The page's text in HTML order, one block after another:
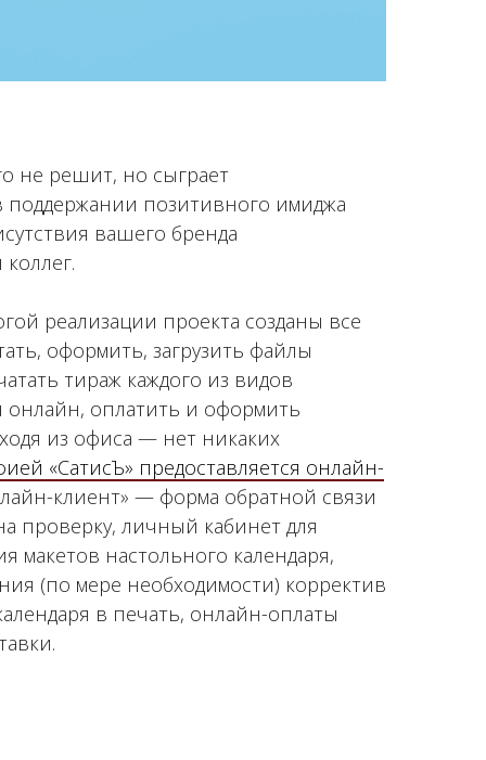
не решит, но сыграет
позитивного имиджа
вашего бренда
реализации проекта созданы все
оформить, загрузить файлы
тираж каждого из видов
онлайн, оплатить и оформить
из офиса — нет никаких
«СатисЪ» предоставляется онлайн-
клиент» — форма обратной связи
проверку, личный кабинет для
макетов настольного календаря,
(по мере необходимости) корректив
в печать, онлайн-оплаты